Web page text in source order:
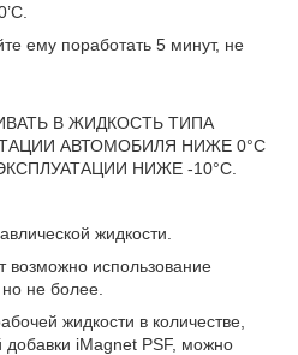
ему поработать 5 минут, не
В ЖИДКОСТЬ ТИПА
АВТОМОБИЛЯ НИЖЕ 0°С
НИЖЕ -10°С.
жидкости.
возможно использование
не более.
жидкости в количестве,
iMagnet PSF, можно